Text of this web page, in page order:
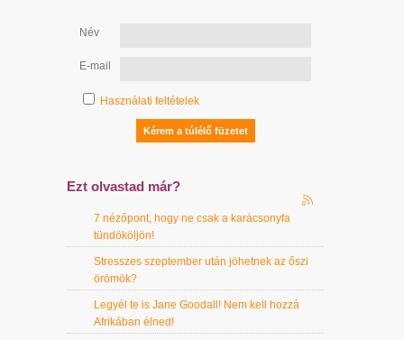
Név
E-mail
Használati feltételek
Ezt olvastad már?
7 nézőpont, hogy ne csak a karácsonyfa
tündököljön!
Stresszes szeptember után jöhetnek az őszi
örömök?
Legyél te is Jane Goodall! Nem kell hozzá
Afrikában élned!